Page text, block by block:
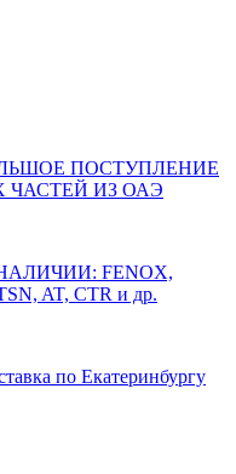
ПОСТУПЛЕНИЕ
ИЗ ОАЭ
FENOX,
AT, CTR и др.
по Екатеринбургу